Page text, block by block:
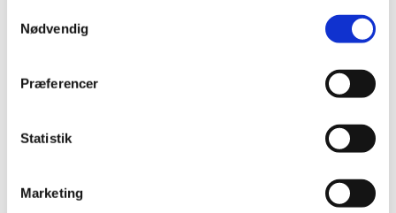
Nødvendig
Præferencer
Statistik
Marketing